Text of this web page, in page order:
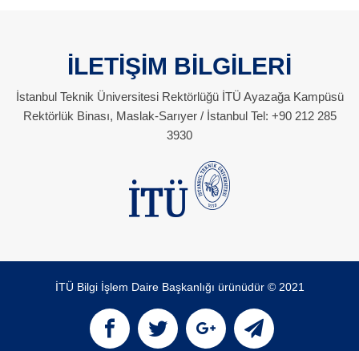
İLETİŞİM BİLGİLERİ
İstanbul Teknik Üniversitesi Rektörlüğü İTÜ Ayazağa Kampüsü
Rektörlük Binası, Maslak-Sarıyer / İstanbul Tel: +90 212 285
3930
İTÜ Bilgi İşlem Daire Başkanlığı ürünüdür © 2021